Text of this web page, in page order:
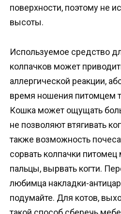
поверхности, поэтому не
высоты.
Используемое средство
колпачков может
аллергической реакции,
время ношения питомцем
Кошка может ощущать
не позволяют втягивать
также возможность
сорвать колпачки
пальцы, вырвать когти.
любимца накладки-
подумайте. Для котов,